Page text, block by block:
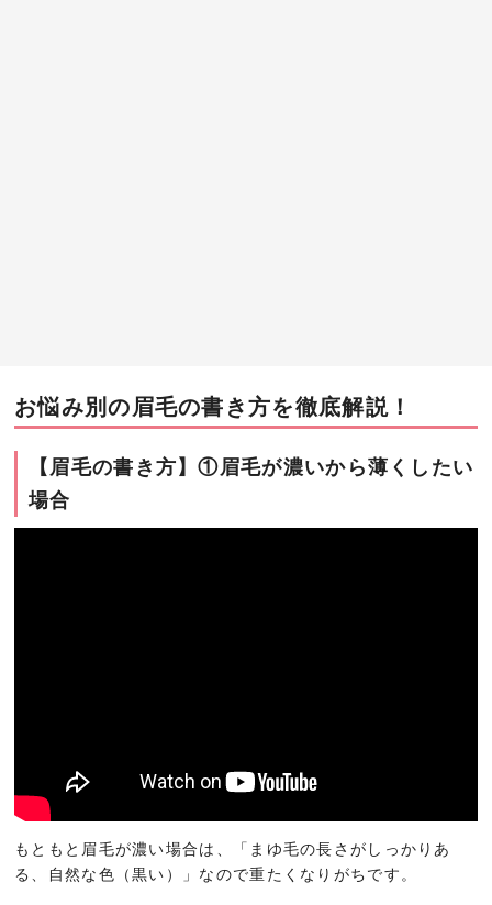
お悩み別の眉毛の書き方を徹底解説！
【眉毛の書き方】①眉毛が濃いから薄くしたい
場合
もともと眉毛が濃い場合は、「まゆ毛の長さがしっかりあ
る、自然な色（黒い）」なので重たくなりがちです。